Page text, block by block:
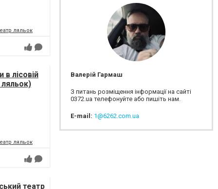
ляльок
лісовій
ляльок)
ляльок
театр
Валерій Гармаш
З питань розміщення інформації на сайті
0372.ua телефонуйте або пишіть нам.
E-mail: 1@6262.com.ua